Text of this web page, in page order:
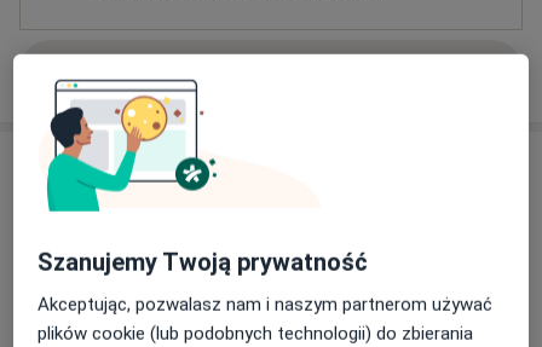
Usługi i ceny
Fizjoterapia noworodków,
220 zł - 250 zł Szczegóły
Rehabilitacja dzieci metodą NDT
Szanujemy Twoją prywatność
Akceptując, pozwalasz nam i naszym partnerom używać
plików cookie (lub podobnych technologii) do zbierania